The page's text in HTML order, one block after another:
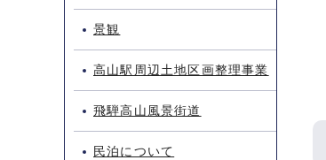
景観
高山駅周辺土地区画整理事業
飛騨高山風景街道
民泊について